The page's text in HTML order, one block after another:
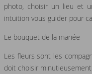
photo, choisir un lieu et
intuition vous guider pour
Le bouquet de la mariée
Les fleurs sont les
doit choisir